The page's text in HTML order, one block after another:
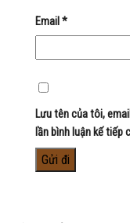
Email *
Lưu tên của tôi,
lần bình luận kế tiếp